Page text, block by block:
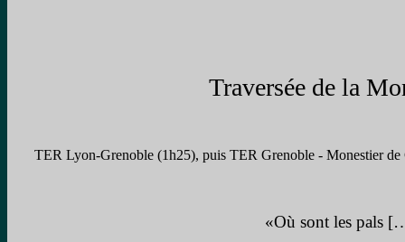
Traversée de la
TER Lyon-Grenoble (1h25), puis TER Grenoble - Monestier
«Où sont les pals